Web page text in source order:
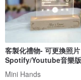
客製化禮物- 可更換照片
Spotify/Youtube音樂
發光相架
Mini Hands